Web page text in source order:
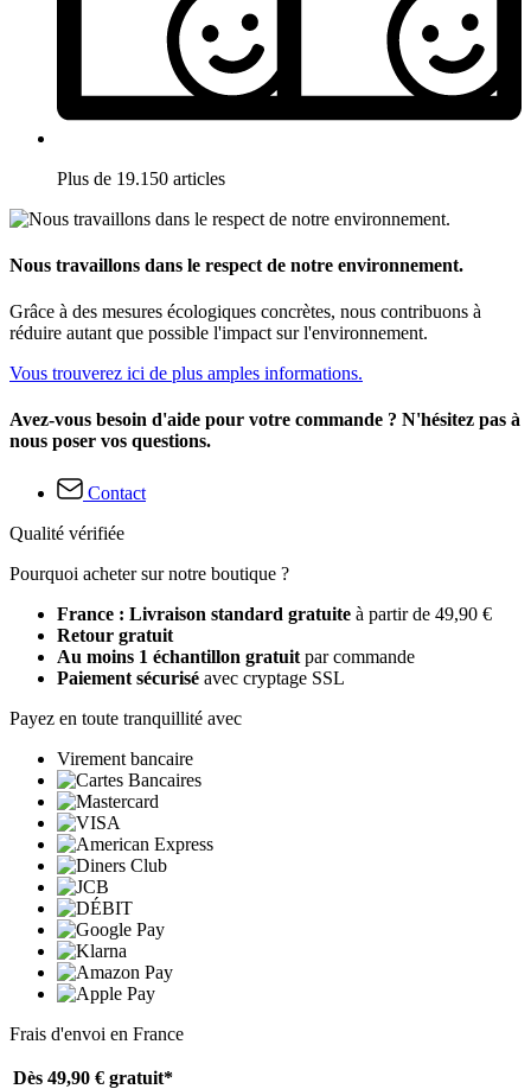
Plus de 19.150 articles
Nous travaillons dans le respect de notre environnement.
Grâce à des mesures écologiques concrètes, nous contribuons à
réduire autant que possible l'impact sur l'environnement.
Vous trouverez ici de plus amples informations.
Avez-vous besoin d'aide pour votre commande ? N'hésitez pas à
nous poser vos questions.
Contact
Qualité vérifiée
Pourquoi acheter sur notre boutique ?
France : Livraison standard gratuite à partir de 49,90 €
Retour gratuit
Au moins 1 échantillon gratuit par commande
Paiement sécurisé avec cryptage SSL
Payez en toute tranquillité avec
Virement bancaire
Frais d'envoi en France
Dès 49,90 € gratuit*